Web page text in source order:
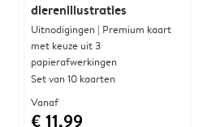
dierenillustraties
Uitnodigingen | Premium kaart
met keuze uit 3
papierafwerkingen
Set van 10 kaarten
Vanaf
€ 11,99